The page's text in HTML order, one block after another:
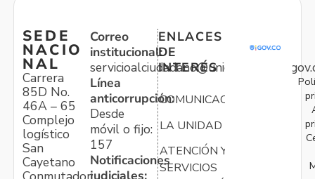
SEDE
NACIO
NAL
Carrera
85D No.
46A – 65
Complejo
logístico
San
Cayetano
Correo
institucional:
Línea
anticorrupción:
Desde
móvil o fijo:
157
Notificaciones
judiciales:
ENLACES
DE
INTERÉS
COMUNICACIONES
LA UNIDAD
ATENCIÓN Y
SERVICIOS